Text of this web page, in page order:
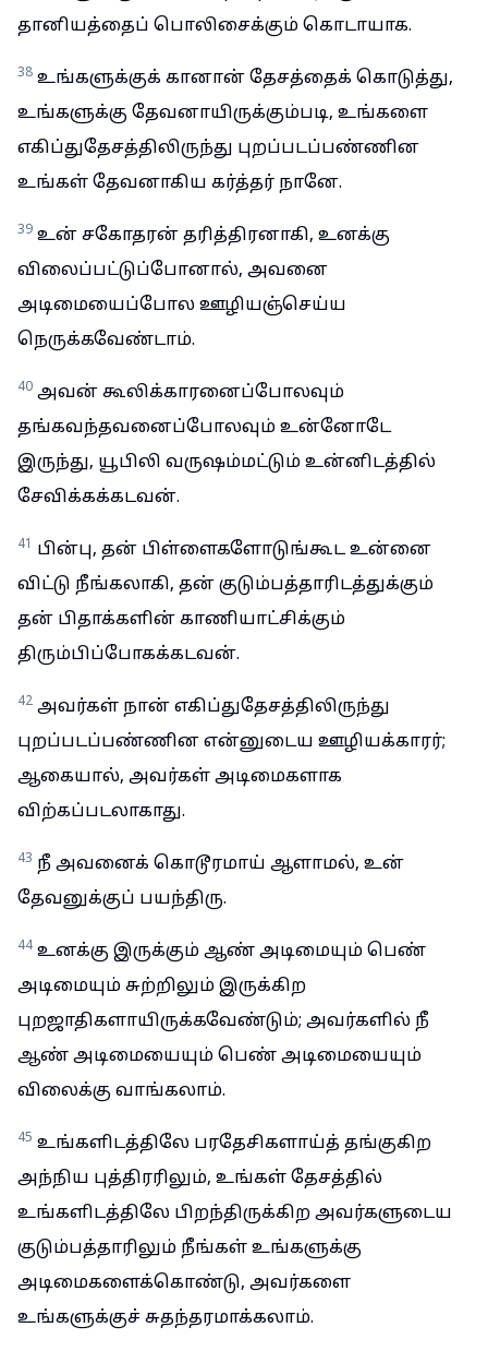
தானியத்தைப் பொலிசைக்கும் கொடாயாக.
38 உங்களுக்குக் கானான் தேசத்தைக் கொடுத்து,
உங்களுக்கு தேவனாயிருக்கும்படி, உங்களை
எகிப்துதேசத்திலிருந்து புறப்படப்பண்ணின
உங்கள் தேவனாகிய கர்த்தர் நானே.
39 உன் சகோதரன் தரித்திரனாகி, உனக்கு
விலைப்பட்டுப்போனால், அவனை
அடிமையைப்போல ஊழியஞ்செய்ய
நெருக்கவேண்டாம்.
40 அவன் கூலிக்காரனைப்போலவும்
தங்கவந்தவனைப்போலவும் உன்னோடே
இருந்து, யூபிலி வருஷம்மட்டும் உன்னிடத்தில்
சேவிக்கக்கடவன்.
41 பின்பு, தன் பிள்ளைகளோடுங்கூட உன்னை
விட்டு நீங்கலாகி, தன் குடும்பத்தாரிடத்துக்கும்
தன் பிதாக்களின் காணியாட்சிக்கும்
திரும்பிப்போகக்கடவன்.
42 அவர்கள் நான் எகிப்துதேசத்திலிருந்து
புறப்படப்பண்ணின என்னுடைய ஊழியக்காரர்;
ஆகையால், அவர்கள் அடிமைகளாக
விற்கப்படலாகாது.
43 நீ அவனைக் கொடூரமாய் ஆளாமல், உன்
தேவனுக்குப் பயந்திரு.
44 உனக்கு இருக்கும் ஆண் அடிமையும் பெண்
அடிமையும் சுற்றிலும் இருக்கிற
புறஜாதிகளாயிருக்கவேண்டும்; அவர்களில் நீ
ஆண் அடிமையையும் பெண் அடிமையையும்
விலைக்கு வாங்கலாம்.
45 உங்களிடத்திலே பரதேசிகளாய்த் தங்குகிற
அந்நிய புத்திரரிலும், உங்கள் தேசத்தில்
உங்களிடத்திலே பிறந்திருக்கிற அவர்களுடைய
குடும்பத்தாரிலும் நீங்கள் உங்களுக்கு
அடிமைகளைக்கொண்டு, அவர்களை
உங்களுக்குச் சுதந்தரமாக்கலாம்.